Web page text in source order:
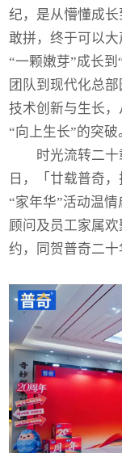
纪，是从懵懂成
敢拼，终于可以
“一颗嫩芽”成长
团队到现代化总
技术创新与生长
“向上生长”的突破
时光流转二
日，「廿载普奇
“家年华”活动温
顾问及员工家属
约，同贺普奇二十